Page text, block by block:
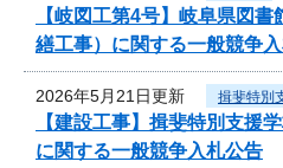
【岐図工第4号】岐阜県図
繕工事）に関する一般競争
2026年5月21日更新 揖斐特別
【建設工事】揖斐特別支援
に関する一般競争入札公告